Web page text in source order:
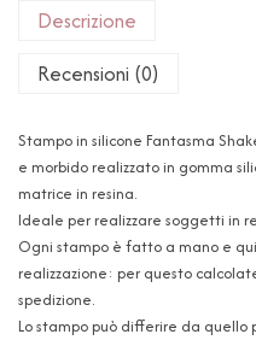
Descrizione
Recensioni (0)
Stampo in silicone Fantasma
e morbido realizzato in gomma
matrice in resina.
Ideale per realizzare soggetti in
Ogni stampo è fatto a mano e
realizzazione: per questo
spedizione.
Lo stampo può differire da